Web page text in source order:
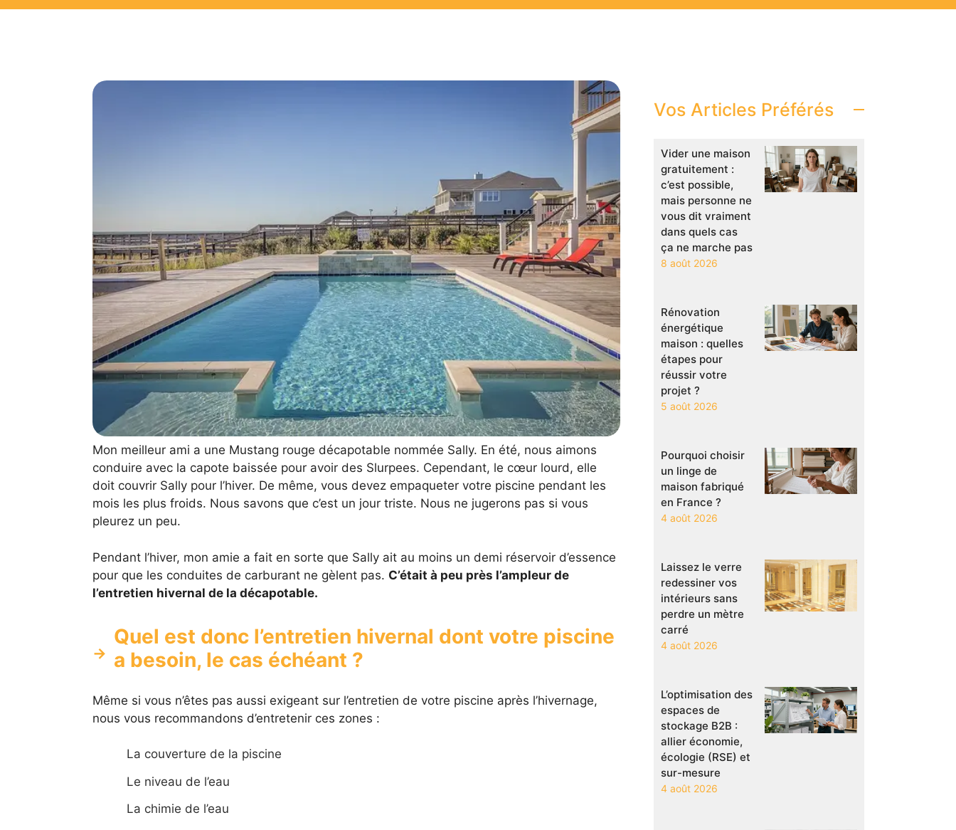
Mon meilleur ami a une Mustang rouge décapotable nommée Sally. En été, nous aimons
conduire avec la capote baissée pour avoir des Slurpees. Cependant, le cœur lourd, elle
doit couvrir Sally pour l’hiver. De même, vous devez empaqueter votre piscine pendant les
mois les plus froids. Nous savons que c’est un jour triste. Nous ne jugerons pas si vous
pleurez un peu.
Pendant l’hiver, mon amie a fait en sorte que Sally ait au moins un demi réservoir d’essence
pour que les conduites de carburant ne gèlent pas. C’était à peu près l’ampleur de
l’entretien hivernal de la décapotable.
Quel est donc l’entretien hivernal dont votre piscine
a besoin, le cas échéant ?
Même si vous n’êtes pas aussi exigeant sur l’entretien de votre piscine après l’hivernage,
nous vous recommandons d’entretenir ces zones :
La couverture de la piscine
Le niveau de l’eau
La chimie de l’eau
Vos Articles Préférés
Vider une maison
gratuitement :
c’est possible,
mais personne ne
vous dit vraiment
dans quels cas
ça ne marche pas
8 août 2026
Rénovation
énergétique
maison : quelles
étapes pour
réussir votre
projet ?
5 août 2026
Pourquoi choisir
un linge de
maison fabriqué
en France ?
4 août 2026
Laissez le verre
redessiner vos
intérieurs sans
perdre un mètre
carré
4 août 2026
L’optimisation des
espaces de
stockage B2B :
allier économie,
écologie (RSE) et
sur-mesure
4 août 2026